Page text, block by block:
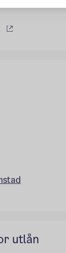
lenke)
(ekstern lenke)
utlån